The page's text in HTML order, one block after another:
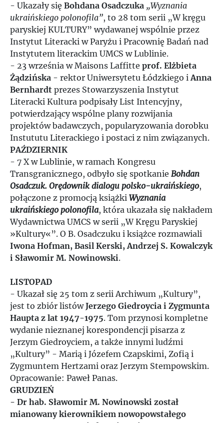
- Ukazały się Bohdana Osadczuka „Wyznania
ukraińskiego polonofila”, to 28 tom serii „W kręgu
paryskiej KULTURY” wydawanej wspólnie przez
Instytut Literacki w Paryżu i Pracownię Badań nad
Instytutem literackim UMCS w Lublinie.
- 23 września w Maisons Laffitte prof. Elżbieta
Żądzińska - rektor Uniwersytetu Łódzkiego iAnna
Bernhardt prezes Stowarzyszenia Instytut
Literacki Kultura podpisały List Intencyjny,
potwierdzający wspólne plany rozwijania
projektów badawczych, popularyzowania dorobku
Instututu Literackiego i postaci z nim związanych.
PAŹDZIERNIK
- 7 X w Lublinie, w ramach Kongresu
Transgranicznego, odbyło się spotkanie Bohdan
Osadczuk. Orędownik dialogu polsko-ukraińskiego,
połączone z promocją książki Wyznania
ukraińskiego polonofila, która ukazała się nakładem
Wydawnictwa UMCS w serii „W Kręgu Paryskiej
»Kultury«”. O B. Osadczuku i książce rozmawiali
Iwona Hofman, Basil Kerski, Andrzej S. Kowalczyk
i Sławomir M. Nowinowski.
LISTOPAD
- Ukazał się 25 tom z serii Archiwum „Kultury”,
jest to zbiór listówJerzego Giedroycia i Zygmunta
Haupta z lat 1947-1975. Tom przynosi kompletne
wydanie nieznanej korespondencji pisarza z
Jerzym Giedroyciem, a także innymi ludźmi
„Kultury” - Marią i Józefem Czapskimi, Zofią i
Zygmuntem Hertzami oraz Jerzym Stempowskim.
Opracowanie: Paweł Panas.
GRUDZIEŃ
- Dr hab. Sławomir M. Nowinowski został
mianowany kierownikiem nowopowstałego